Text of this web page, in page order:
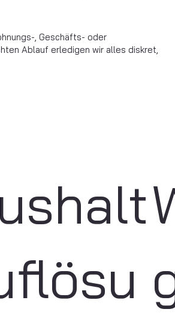
, Geschäfts- oder
Ablauf erledigen wir alles diskret,